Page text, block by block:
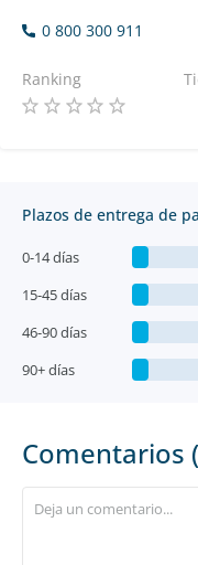
0 800 300 911
Ranking
Plazos de entrega de
0-14 días
15-45 días
46-90 días
90+ días
Comentarios